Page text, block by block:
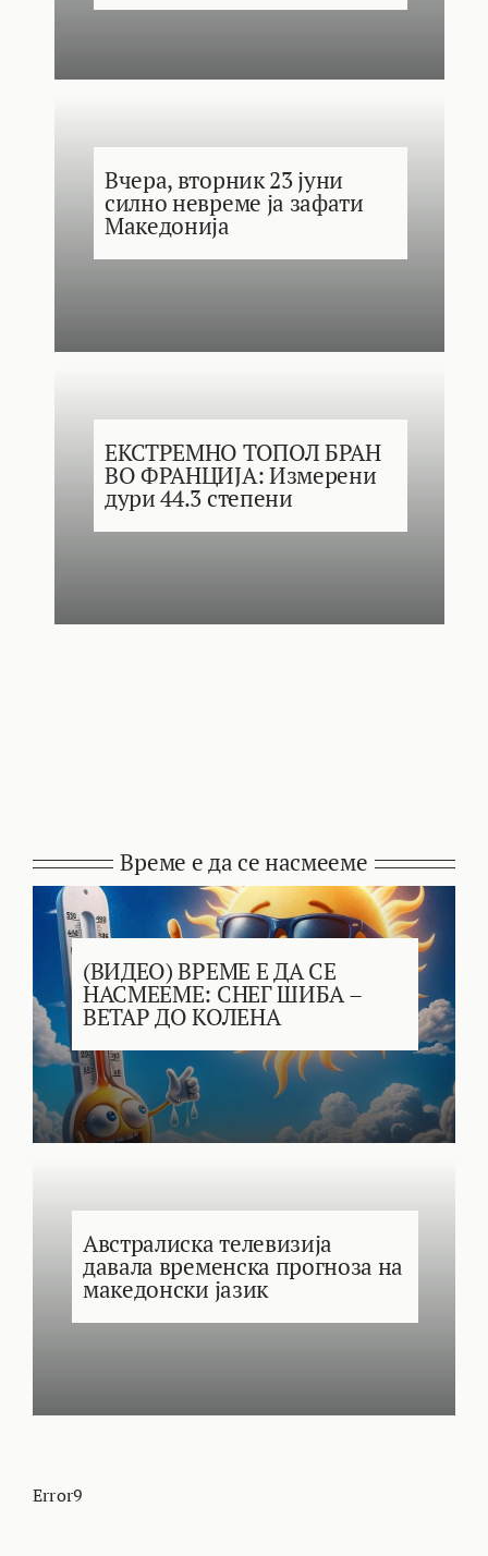
Вчера, вторник 23 јуни
силно невреме ја зафати
Македонија
ЕКСТРЕМНО ТОПОЛ БРАН
ВО ФРАНЦИЈА: Измерени
дури 44.3 степени
Време е да се насмееме
(ВИДЕО) ВРЕМЕ Е ДА СЕ
НАСМЕЕМЕ: СНЕГ ШИБА –
ВЕТАР ДО КОЛЕНА
Австралиска телевизија
давала временска прогноза на
македонски јазик
Error9